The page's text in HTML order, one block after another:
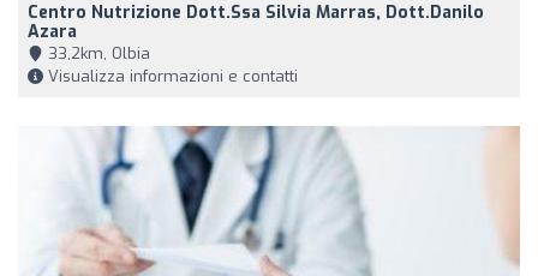
Centro Nutrizione Dott.ssa Silvia Marras, Dott.Danilo
Azara
33,2km, Olbia
Visualizza informazioni e contatti